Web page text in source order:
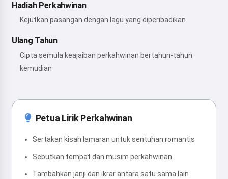
Hadiah Perkahwinan
Kejutkan pasangan dengan lagu yang diperibadikan
Ulang Tahun
Cipta semula keajaiban perkahwinan bertahun-tahun
kemudian
Petua Lirik Perkahwinan
Sertakan kisah lamaran untuk sentuhan romantis
Sebutkan tempat dan musim perkahwinan
Tambahkan janji dan ikrar antara satu sama lain